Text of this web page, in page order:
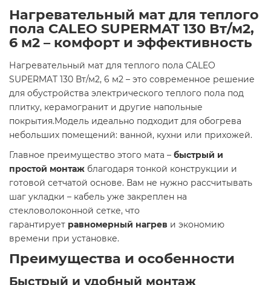
Нагревательный мат для теплого
пола CALEO SUPERMAT 130 Вт/м2,
6 м2 – комфорт и эффективность
Нагревательный мат для теплого пола CALEO
SUPERMAT 130 Вт/м2, 6 м2 – это современное решение
для обустройства электрического теплого пола под
плитку, керамогранит и другие напольные
покрытия.Модель идеально подходит для обогрева
небольших помещений: ванной, кухни или прихожей.
Главное преимущество этого мата – быстрый и
простой монтаж благодаря тонкой конструкции и
готовой сетчатой основе. Вам не нужно рассчитывать
шаг укладки – кабель уже закреплен на
стекловолоконной сетке, что
гарантирует равномерный нагрев и экономию
времени при установке.
Преимущества и особенности
Быстрый и удобный монтаж